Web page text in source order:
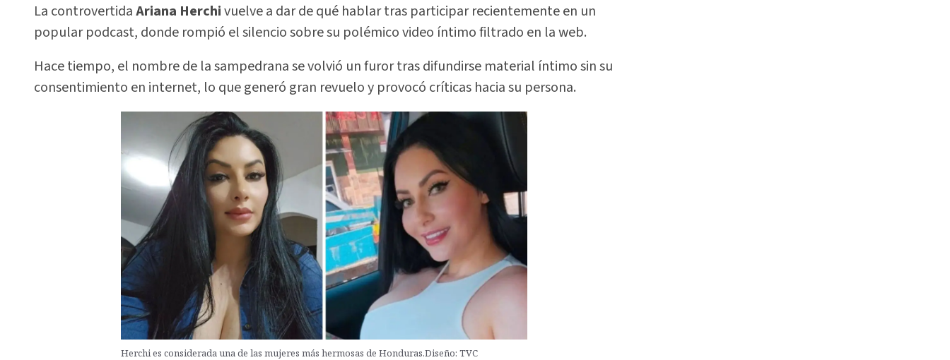
La controvertidaAriana Herchivuelve a dar de qué hablar tras participar recientemente en un
popular podcast, donde rompió el silencio sobre su polémico video íntimo filtrado en la web.
Hace tiempo, el nombre de la sampedrana se volvió un furor tras difundirse material íntimo sin su
consentimiento en internet, lo que generó gran revuelo y provocó críticas hacia su persona.
Herchi es considerada una de las mujeres más hermosas de Honduras.Diseño: TVC